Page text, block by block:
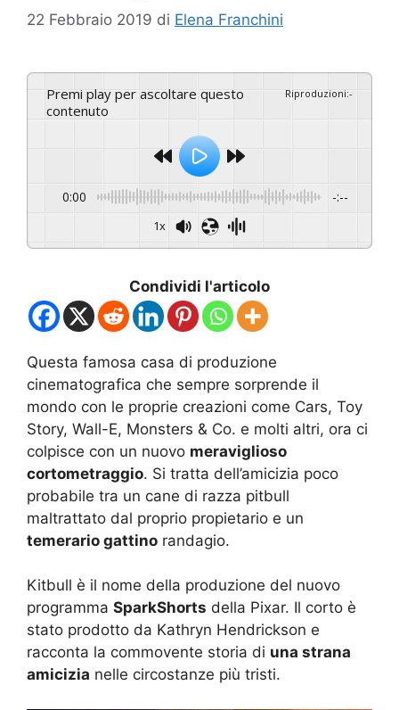
22 Febbraio 2019 di Elena Franchini
Premi play per ascoltare questo
contenuto
Riproduzioni:-
0:00 -:--
1x
Condividi l'articolo
Questa famosa casa di produzione
cinematografica che sempre sorprende il
mondo con le proprie creazioni come Cars, Toy
Story, Wall-E, Monsters & Co. e molti altri, ora ci
colpisce con un nuovo meraviglioso
cortometraggio. Si tratta dell’amicizia poco
probabile tra un cane di razza pitbull
maltrattato dal proprio propietario e un
temerario gattino randagio.
Kitbull è il nome della produzione del nuovo
programma SparkShorts della Pixar. Il corto è
stato prodotto da Kathryn Hendrickson e
racconta la commovente storia di una strana
amicizia nelle circostanze più tristi.